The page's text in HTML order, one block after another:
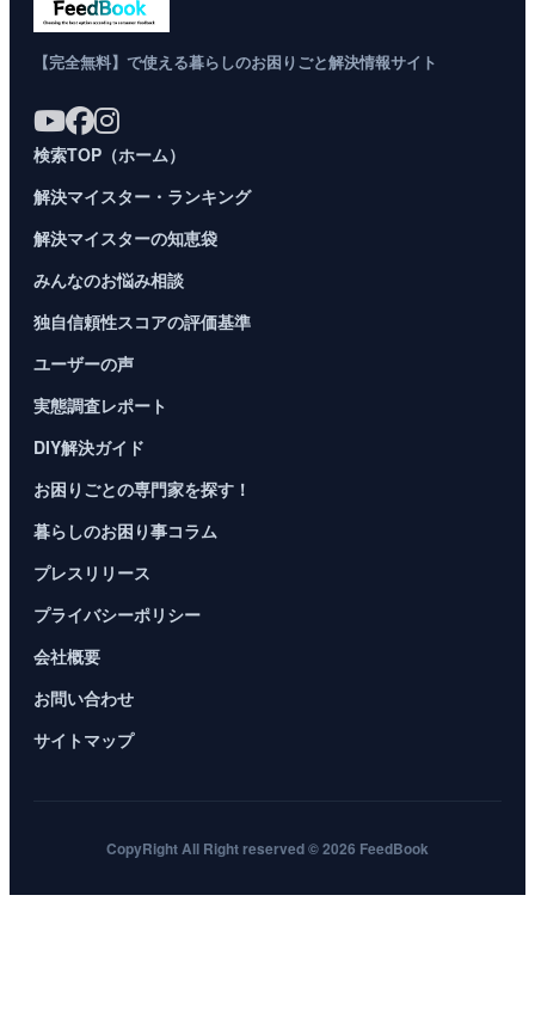
【完全無料】で使える暮らしのお困りごと解決情報サイト
検索TOP（ホーム）
解決マイスター・ランキング
解決マイスターの知恵袋
みんなのお悩み相談
独自信頼性スコアの評価基準
ユーザーの声
実態調査レポート
DIY解決ガイド
お困りごとの専門家を探す！
暮らしのお困り事コラム
プレスリリース
プライバシーポリシー
会社概要
お問い合わせ
サイトマップ
CopyRight All Right reserved © 2026 FeedBook